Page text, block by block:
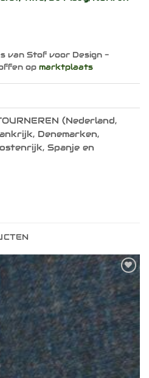
van Stof voor Design -
op marktplaats
(Nederland,
Denemarken,
Spanje en
Toevoegen
verlanglijst